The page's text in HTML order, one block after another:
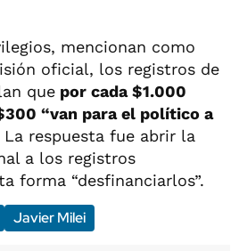
mencionan como
oficial, los registros de
que por cada $1.000
“van para el político a
La respuesta fue abrir la
a los registros
forma “desfinanciarlos”.
Javier Milei